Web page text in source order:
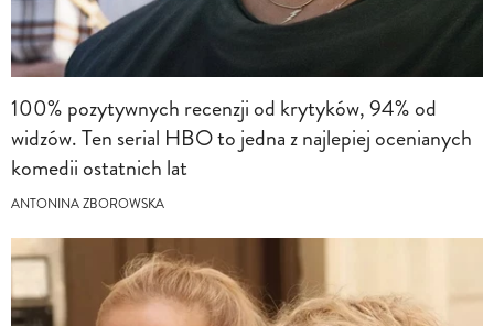
100% pozytywnych recenzji od krytyków, 94% od
widzów. Ten serial HBO to jedna z najlepiej ocenianych
komedii ostatnich lat
ANTONINA ZBOROWSKA